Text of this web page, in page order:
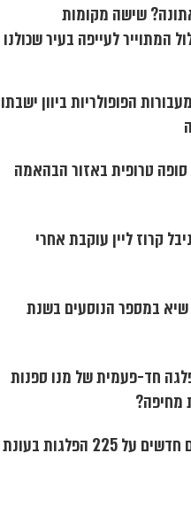
שישה מקומות
המתוייר לעייפה בעיר שכולנו
הפופולריות ביוון ישבתו
סופה טרופית באזור הבהאמה
קרוז ליין עוקבת אחרי
במספר הנוסעים בשנת
חד-פעמית של מנו ספנות
מחיפה?
NCL חושפת פרטים חדשים על 225 הפלגות בעונת